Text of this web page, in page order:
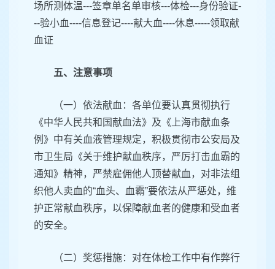
场所测体温---签章单名单审核---体检---身份验证-
--验小血----信息登记----献大血----休息-----领取献
血证
五、注意事项
（一）依法献血：各单位要认真贯彻执行
《中华人民共和国献血法》及《上海市献血条
例》中有关血液管理规定，积极贯彻市公安局及
市卫生局《关于维护献血秩序，严厉打击血霸的
通知》精神，严禁雇佣他人顶替献血，对非法组
织他人卖血的“血头、血霸”要依法从严惩处，维
护正常献血秩序，以保障献血者的健康和受血者
的安全。
（二）奖惩措施：对在体检工作中有作弊行